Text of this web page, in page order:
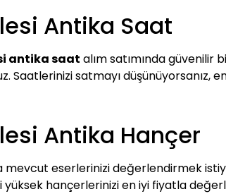
Antika Saat
antika saat alım satımında güvenilir
Saatlerinizi satmayı düşünüyorsanız,
Antika Hançer
eserlerinizi değerlendirmek
yüksek hançerlerinizi en iyi fiyatla